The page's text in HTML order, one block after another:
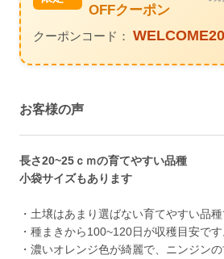
OFFクーポン
クーポンコード：
お客様の声
長さ20~25ｃｍの育てやすい品種
小袋サイズもあります
・土壌はあまり選ばない育てやすい品種
・種まきから100~120日が収穫目安です
・濃いオレンジ色が綺麗で、ニンジン